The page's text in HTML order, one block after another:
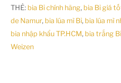
THẺ: bia Bỉ chính hãng, bia Bỉ giá
de Namur, bia lúa mì Bỉ, bia lúa mì
bia nhập khẩu TP.HCM, bia trắng
Weizen